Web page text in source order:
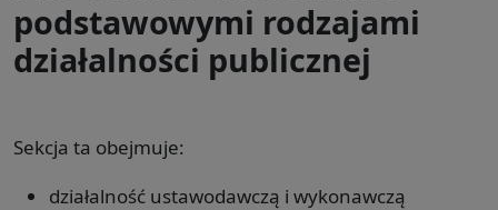
podstawowymi rodzajami
działalności publicznej
Sekcja ta obejmuje:
działalność ustawodawczą i wykonawczą